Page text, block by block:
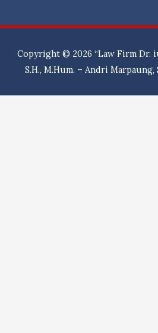
N.
S.H.,
M.Hum.
Copyright © 2026 “Law Firm Dr.
S.H., M.Hum. – Andri Marpaung,